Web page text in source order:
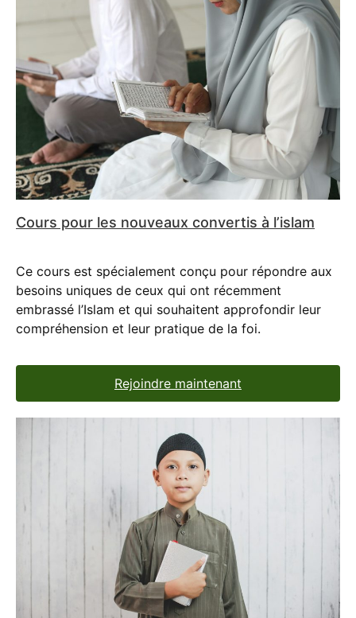
Cours pour les nouveaux convertis à l’islam
Ce cours est spécialement conçu pour répondre aux
besoins uniques de ceux qui ont récemment
embrassé l’Islam et qui souhaitent approfondir leur
compréhension et leur pratique de la foi.
Rejoindre maintenant